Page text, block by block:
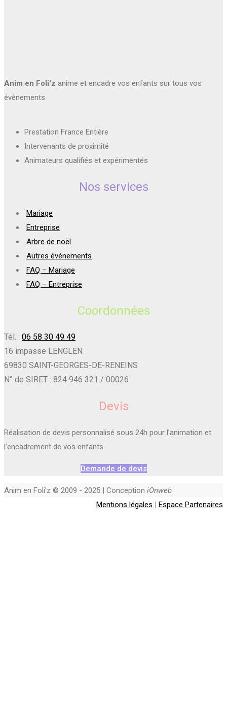
Anim en Foli'z anime et encadre vos enfants sur tous vos
évènements.
Prestation France Entière
Intervenants de proximité
Animateurs qualifiés et expérimentés
Nos services
Mariage
Entreprise
Arbre de noël
Autres événements
FAQ – Mariage
FAQ – Entreprise
Coordonnées
Tél. : 06 58 30 49 49
16 impasse LENGLEN
69830 SAINT-GEORGES-DE-RENEINS
N° de SIRET : 824 946 321 / 00026
Devis
Réalisation de devis personnalisé sous 24h pour l’animation et
l’encadrement de vos enfants.
Demande de devis
Anim en Foli'z © 2009 - 2025 | Conception iOnweb
Mentions légales | Espace Partenaires